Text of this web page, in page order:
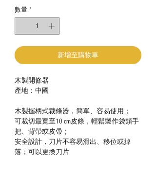
數量 *
新增至購物車
木製開條器
產地：中國
木製握柄式裁條器，簡單、容易使用；
可裁切最寬至10 cm皮條，輕鬆製作袋類手
把、背帶或皮帶；
安全設計，刀片不容易滑出、移位或掉
落；可以更換刀片